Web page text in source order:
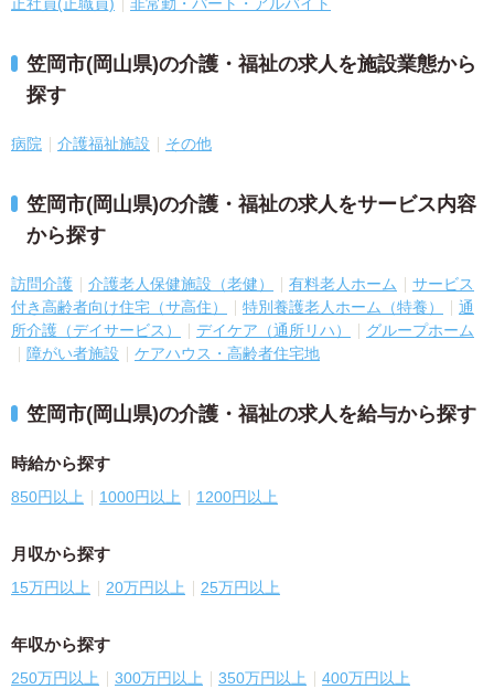
笠岡市(岡山県)の介護・福祉の求人を施設業態から
探す
病院 介護福祉施設 その他
笠岡市(岡山県)の介護・福祉の求人をサービス内容
から探す
訪問介護 介護老人保健施設（老健） 有料老人ホーム
サービス
付き高齢者向け住宅（サ高住）
特別養護老人ホーム（特養）
通
所介護（デイサービス）
デイケア（通所リハ）
グループホーム
障がい者施設
ケアハウス・高齢者住宅地
笠岡市(岡山県)の介護・福祉の求人を給与から探す
時給から探す
850円以上 1000円以上 1200円以上
月収から探す
15万円以上 20万円以上 25万円以上
年収から探す
250万円以上 300万円以上 350万円以上 400万円以上